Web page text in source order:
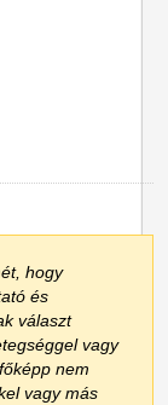
hogy
és
választ
vagy
nem
vagy más